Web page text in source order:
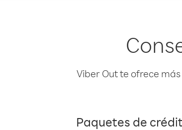
Viber Out te ofrece
Paquetes de